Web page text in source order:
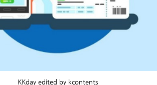
KKday edited by kcontents